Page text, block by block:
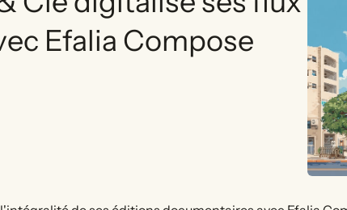
Efalia Compose